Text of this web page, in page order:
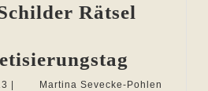
Rätsel
Info-
8.| Martina Sevecke-Pohlen